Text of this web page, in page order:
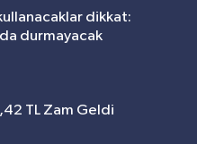
dikkat:
durmayacak
TL Zam Geldi